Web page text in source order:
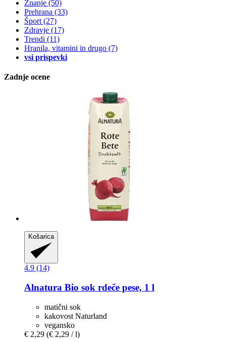
Znanje (50)
Prehrana (33)
Šport (27)
Zdravje (17)
Trendi (11)
Hranila, vitamini in drugo (7)
vsi prispevki
Zadnje ocene
Košarica
4.9 (14)
Alnatura Bio sok rdeče pese, 1 l
matični sok
kakovost Naturland
vegansko
€ 2,29 (€ 2,29 / l)